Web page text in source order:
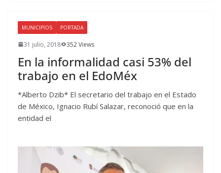
MUNICIPIOS PORTADA
31 julio, 2018 352 Views
En la informalidad casi 53% del
trabajo en el EdoMéx
*Alberto Dzib* El secretario del trabajo en el Estado
de México, Ignacio Rubí Salazar, reconoció que en la
entidad el